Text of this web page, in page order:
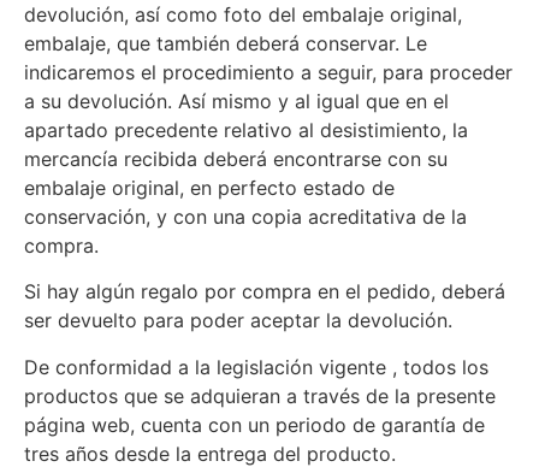
devolución, así como foto del embalaje original,
embalaje, que también deberá conservar. Le
indicaremos el procedimiento a seguir, para proceder
a su devolución. Así mismo y al igual que en el
apartado precedente relativo al desistimiento, la
mercancía recibida deberá encontrarse con su
embalaje original, en perfecto estado de
conservación, y con una copia acreditativa de la
compra.
Si hay algún regalo por compra en el pedido, deberá
ser devuelto para poder aceptar la devolución.
De conformidad a la legislación vigente , todos los
productos que se adquieran a través de la presente
página web, cuenta con un periodo de garantía de
tres años desde la entrega del producto.